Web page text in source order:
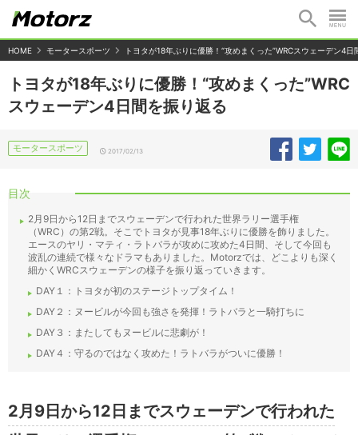
HOME モータースポーツ トヨタが18年ぶりに優勝！“攻めまくった”WRCスウェーデン4日
トヨタが18年ぶりに優勝！“攻めまくった”WRC
スウェーデン4日間を振り返る
モータースポーツ 2017/02/13
目次
2月9日から12日までスウェーデンで行われた世界ラリー選手権
（WRC）の第2戦。そこでトヨタが見事18年ぶりに優勝を飾りました。
エースのヤリ・マティ・ラトバラが攻めに攻めた4日間、そして今回も
波乱の連続で様々なドラマもありました。Motorzでは、どこよりも深く
細かくWRCスウェーデンの様子を振り返っていきます。
DAY１：トヨタが初のステージトップタイム！
DAY２：ヌービルが今回も強さを発揮！ラトバラと一騎打ちに
DAY３：またしてもヌービルに悲劇が！
DAY４：守るのではなく攻めた！ラトバラがついに優勝！
2月9日から12日までスウェーデンで行われた